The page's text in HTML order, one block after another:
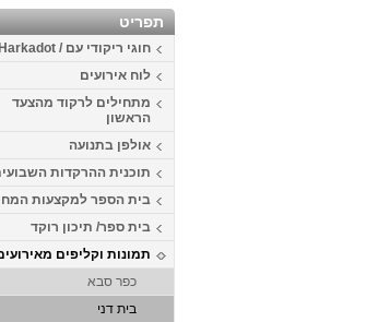
תפריט
חוגי ריקודי עם / Harkadot
לוח אירועים
מתחילים לרקוד מהצעד
הראשון
אולפן בתנועה
תוכנית ההרקדות
בית הספר למקצעות
בית ספר/ תיכון רוקד
תמונות וקליפים
כפר סבא
בית דני